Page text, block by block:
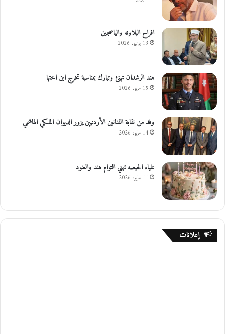
افراح البلاونه والياصجين
13 يونيو، 2026
هند الرشدان تهنئ وتبارك بمناسبة تخرج ابن اختها
15 مايو، 2026
وفد من نقابة الفنانين الأردنيين يزور الديوان الملكي الهاشمي
14 مايو، 2026
علياء الحيصه تهني التوام هند والعنود
11 مايو، 2026
إعلانات